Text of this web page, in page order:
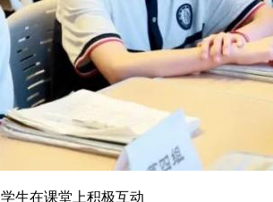
学生在课堂上积极互动